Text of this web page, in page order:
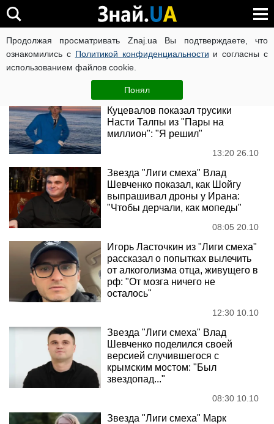
Продолжая просматривать Znaj.ua Вы подтверждаете, что
ознакомились с Политикой конфиденциальности и согласны с
использованием файлов cookie.
Понял
Лига смеха
Звезда "Лиги смеха" Марк
Куцевалов показал трусики
Насти Талпы из "Пары на
миллион": "Я решил"
13:20 26.10
Звезда "Лиги смеха" Влад
Шевченко показал, как Шойгу
выпрашивал дроны у Ирана:
"Чтобы дерчали, как мопеды"
08:05 20.10
Игорь Ласточкин из "Лиги смеха"
рассказал о попытках вылечить
от алкоголизма отца, живущего в
рф: "От мозга ничего не
осталось"
12:30 10.10
Звезда "Лиги смеха" Влад
Шевченко поделился своей
версией случившегося с
крымским мостом: "Был
звездопад..."
08:30 10.10
Звезда "Лиги смеха" Марк